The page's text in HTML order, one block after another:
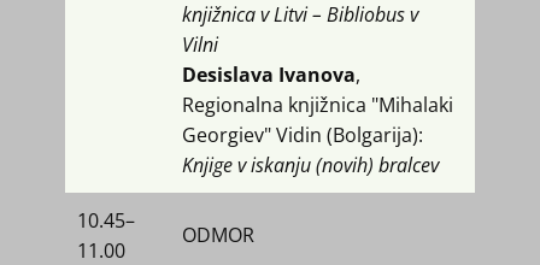
knjižnica v Litvi – Bibliobus v
Vilni
Desislava Ivanova,
Regionalna knjižnica "Mihalaki
Georgiev" Vidin (Bolgarija):
Knjige v iskanju (novih) bralcev
10.45​–
11.00
ODMOR